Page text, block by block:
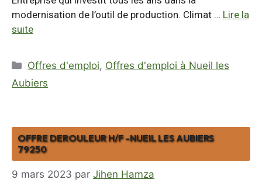
k
p
n
modernisation de l’outil de production. Climat … Lire la
suite
Catégories
Offres d'emploi, Offres d'emploi à Nueil les
Aubiers
OFFRE DEROULEUR H/F -NUEIL LES AUBIERS
79250
9 mars 2023 par Jihen Hamza